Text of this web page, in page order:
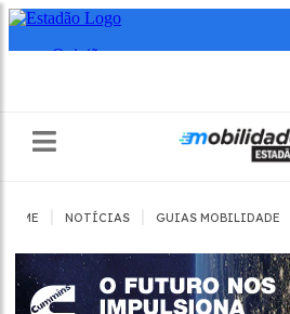
HOME NOTÍCIAS GUIAS MOBILIDADE